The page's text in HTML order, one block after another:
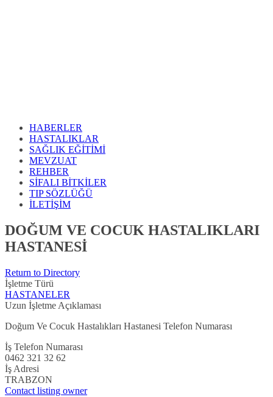
HABERLER
HASTALIKLAR
SAĞLIK EĞİTİMİ
MEVZUAT
REHBER
SİFALI BİTKİLER
TIP SÖZLÜĞÜ
İLETİŞİM
DOĞUM VE COCUK HASTALIKLARI
HASTANESİ
Return to Directory
İşletme Türü
HASTANELER
Uzun İşletme Açıklaması
Doğum Ve Cocuk Hastalıkları Hastanesi Telefon Numarası
İş Telefon Numarası
0462 321 32 62
İş Adresi
TRABZON
Contact listing owner